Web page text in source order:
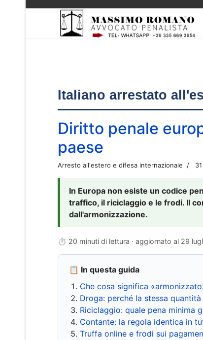
Italiano arrestato
Diritto penale
paese
Arresto all'estero e difesa internazionale
In Europa non esiste un codice
traffico, il riciclaggio e le frodi. Il
dall'armonizzazione.
⏱ 20 minuti di lettura · aggiornato al 29
📋 In questa guida
Che cosa significa
Droga: perché la stessa
Riciclaggio: quale pena minima
Contante: la regola identica in
Truffa online e frodi sui